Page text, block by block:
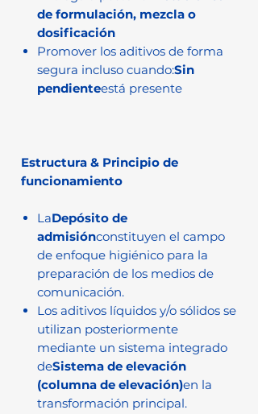
de formulación, mezcla o
dosificación
Promover los aditivos de forma
segura incluso cuando:Sin
pendienteestá presente
Estructura & Principio de
funcionamiento
LaDepósito de
admisiónconstituyen el campo
de enfoque higiénico para la
preparación de los medios de
comunicación.
Los aditivos líquidos y/o sólidos se
utilizan posteriormente
mediante un sistema integrado
deSistema de elevación
(columna de elevación)en la
transformación principal.